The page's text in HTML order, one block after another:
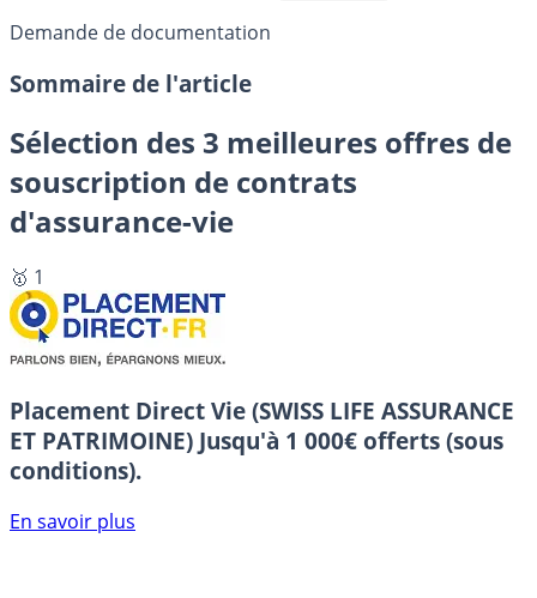
Demande de documentation
Sommaire de l'article
Sélection des 3 meilleures offres de
souscription de contrats
d'assurance-vie
🥇 1
Placement Direct Vie (SWISS LIFE ASSURANCE
ET PATRIMOINE) Jusqu'à 1 000€ offerts (sous
conditions).
En savoir plus